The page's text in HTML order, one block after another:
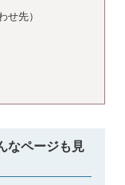
せ先
なページも見